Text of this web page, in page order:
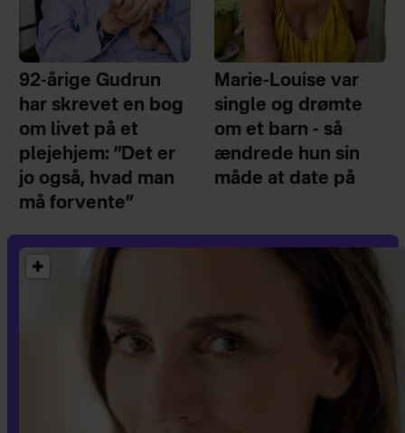
92-årige Gudrun
har skrevet en bog
om livet på et
plejehjem: ”Det er
jo også, hvad man
må forvente”
Marie-Louise var
single og drømte
om et barn - så
ændrede hun sin
måde at date på